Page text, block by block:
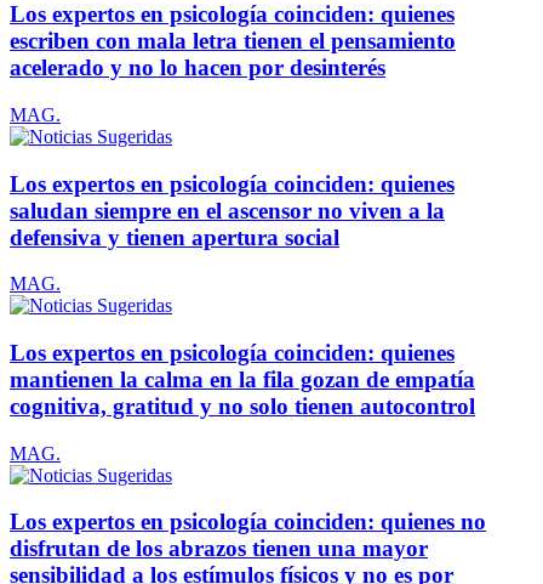
Los expertos en psicología coinciden: quienes
escriben con mala letra tienen el pensamiento
acelerado y no lo hacen por desinterés
MAG.
Los expertos en psicología coinciden: quienes
saludan siempre en el ascensor no viven a la
defensiva y tienen apertura social
MAG.
Los expertos en psicología coinciden: quienes
mantienen la calma en la fila gozan de empatía
cognitiva, gratitud y no solo tienen autocontrol
MAG.
Los expertos en psicología coinciden: quienes no
disfrutan de los abrazos tienen una mayor
sensibilidad a los estímulos físicos y no es por